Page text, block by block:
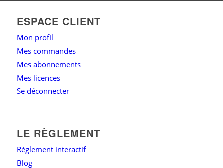
ESPACE CLIENT
Mon profil
Mes commandes
Mes abonnements
Mes licences
Se déconnecter
LE RÈGLEMENT
Règlement interactif
Blog